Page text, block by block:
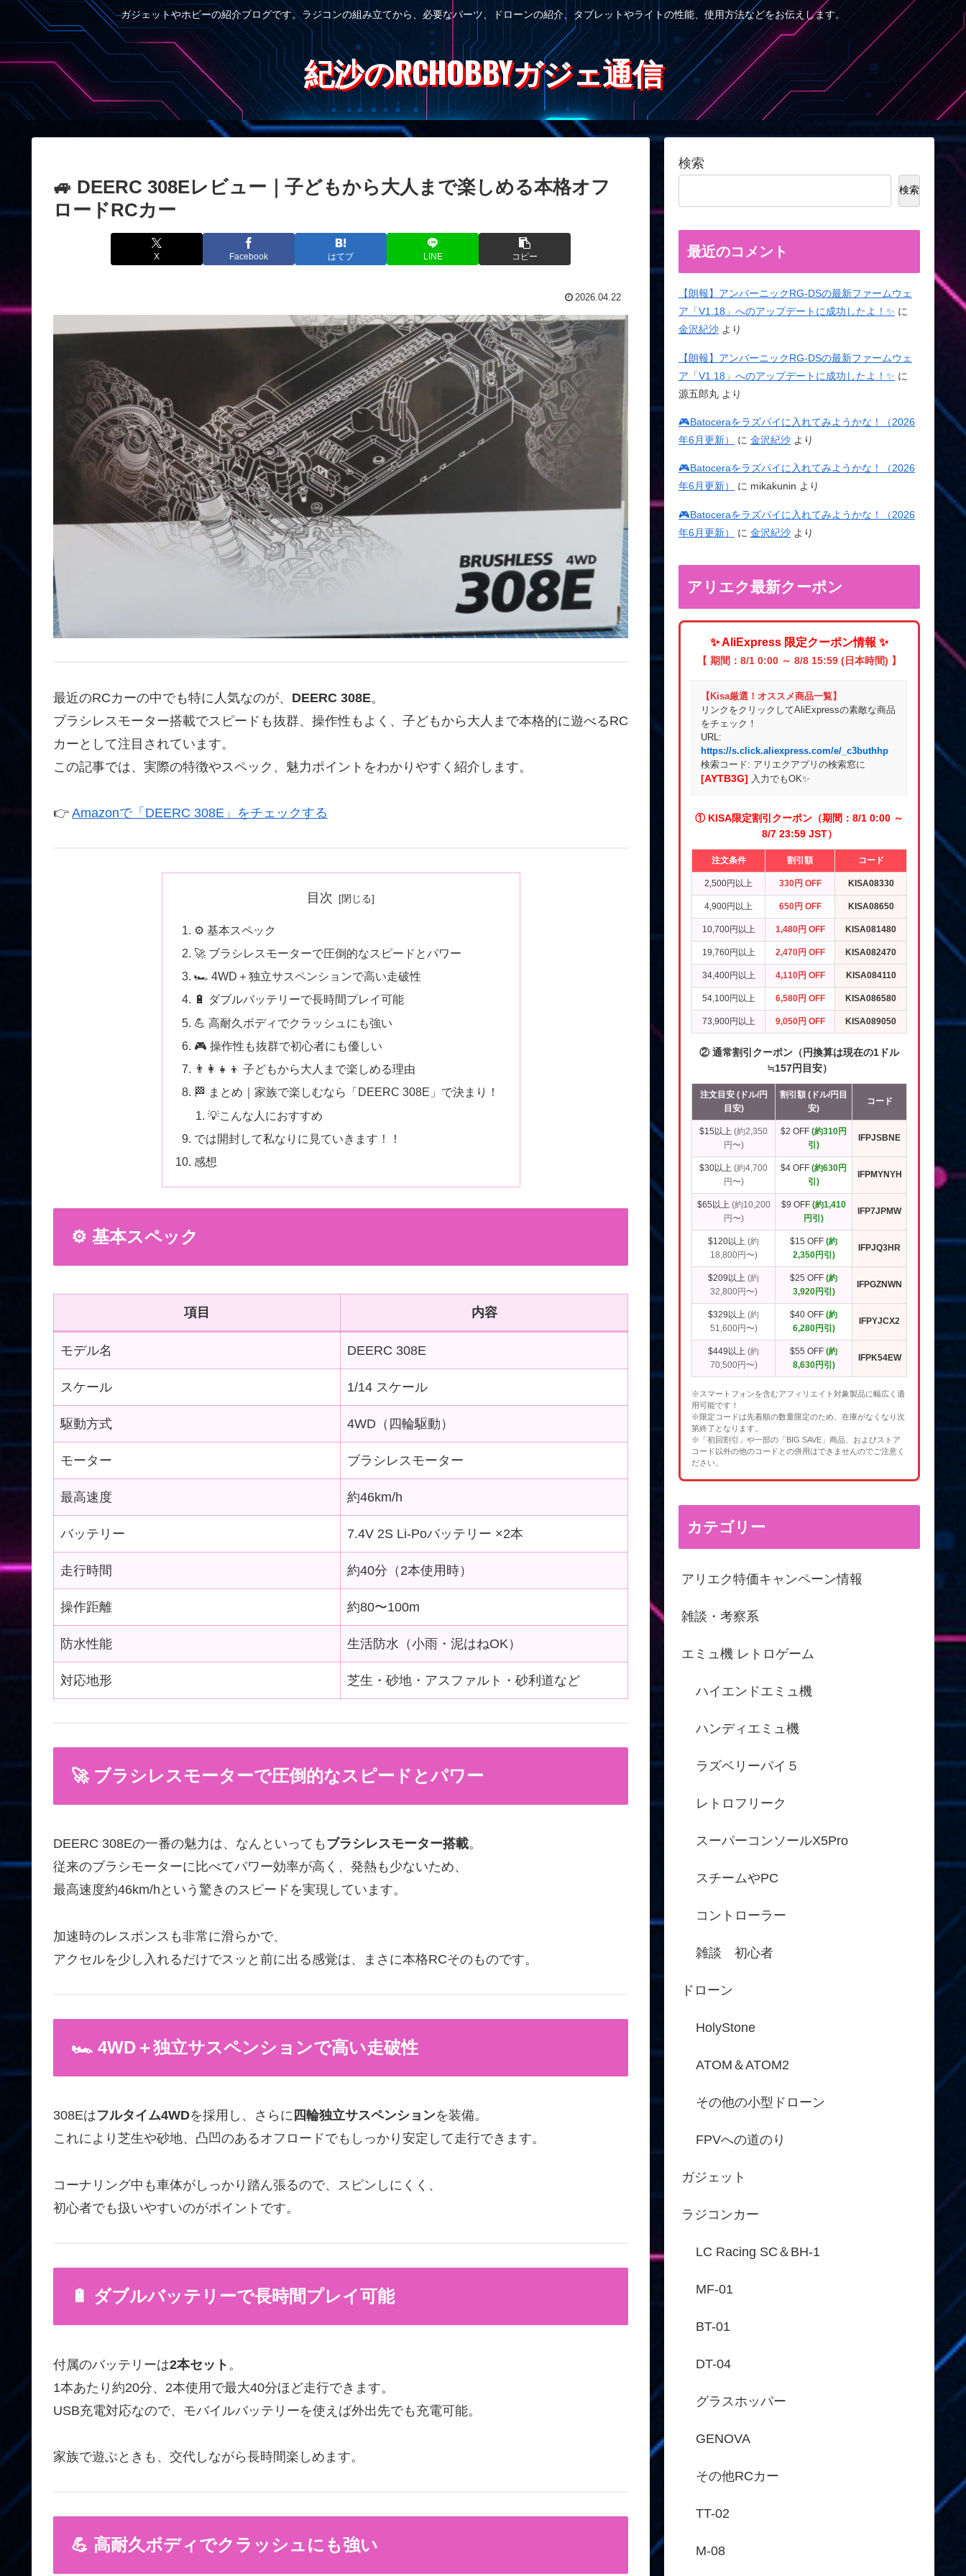
ガジェットやホビーの紹介ブログです。ラジコンの組み立てから、必要なパーツ、ドローンの紹介、タブレットやライトの性能、使用方法などをお伝えします。
紀沙のRCHOBBYガジェ通信
🚙 DEERC 308Eレビュー｜子どもから大人まで楽しめる本格オフ
ロードRCカー
X Facebook はてブ LINE コピー
2026.04.22
最近のRCカーの中でも特に人気なのが、 DEERC 308E。
ブラシレスモーター搭載でスピードも抜群、操作性もよく、子どもから大人まで本格的に遊べるRC
カーとして注目されています。
この記事では、実際の特徴やスペック、魅力ポイントをわかりやすく紹介します。
👉 Amazonで「DEERC 308E」をチェックする
目次
⚙️ 基本スペック
🚀 ブラシレスモーターで圧倒的なスピードとパワー
🏎️ 4WD＋独立サスペンションで高い走破性
🔋 ダブルバッテリーで長時間プレイ可能
💪 高耐久ボディでクラッシュにも強い
🎮 操作性も抜群で初心者にも優しい
👨‍👩‍👧‍👦 子どもから大人まで楽しめる理由
🏁 まとめ｜家族で楽しむなら「DEERC 308E」で決まり！
💡こんな人におすすめ
では開封して私なりに見ていきます！！
感想
⚙️ 基本スペック
項目 内容
モデル名 DEERC 308E
スケール 1/14 スケール
駆動方式 4WD（四輪駆動）
モーター ブラシレスモーター
最高速度 約46km/h
バッテリー 7.4V 2S Li-Poバッテリー ×2本
走行時間 約40分（2本使用時）
操作距離 約80〜100m
防水性能 生活防水（小雨・泥はねOK）
対応地形 芝生・砂地・アスファルト・砂利道など
🚀 ブラシレスモーターで圧倒的なスピードとパワー
DEERC 308Eの一番の魅力は、なんといっても ブラシレスモーター搭載。
従来のブラシモーターに比べてパワー効率が高く、発熱も少ないため、
最高速度約46km/hという驚きのスピードを実現しています。
加速時のレスポンスも非常に滑らかで、
アクセルを少し入れるだけでスッと前に出る感覚は、まさに本格RCそのものです。
🏎️ 4WD＋独立サスペンションで高い走破性
308Eはフルタイム4WDを採用し、さらに 四輪独立サスペンションを装備。
これにより芝生や砂地、凸凹のあるオフロードでもしっかり安定して走行できます。
コーナリング中も車体がしっかり踏ん張るので、スピンしにくく、
初心者でも扱いやすいのがポイントです。
🔋 ダブルバッテリーで長時間プレイ可能
付属のバッテリーは2本セット 。
1本あたり約20分、2本使用で最大40分ほど走行できます。
USB充電対応なので、モバイルバッテリーを使えば外出先でも充電可能。
家族で遊ぶときも、交代しながら長時間楽しめます。
💪 高耐久ボディでクラッシュにも強い
検索
検索
最近のコメント
【朗報】アンバーニックRG-DSの最新ファームウェ
ア「V1.18」へのアップデートに成功したよ！✨ に
金沢紀沙 より
【朗報】アンバーニックRG-DSの最新ファームウェ
ア「V1.18」へのアップデートに成功したよ！✨ に
源五郎丸 より
🎮Batoceraをラズパイに入れてみようかな！（2026
年6月更新）
に 金沢紀沙 より
🎮Batoceraをラズパイに入れてみようかな！（2026
年6月更新）
に mikakunin より
🎮Batoceraをラズパイに入れてみようかな！（2026
年6月更新）
に 金沢紀沙 より
アリエク最新クーポン
✨ AliExpress 限定クーポン情報 ✨
【 期間：8/1 0:00 ～ 8/8 15:59 (日本時間) 】
【Kisa厳選！オススメ商品一覧】
リンクをクリックしてAliExpressの素敵な商品
をチェック！
URL:
https://s.click.aliexpress.com/e/_c3buthhp
検索コード: アリエクアプリの検索窓に
[AYTB3G] 入力でもOK✨
① KISA限定割引クーポン（期間：8/1 0:00 ～
8/7 23:59 JST）
注文条件 割引額 コード
2,500円以上 330円 OFF KISA08330
4,900円以上 650円 OFF KISA08650
10,700円以上 1,480円 OFF KISA081480
19,760円以上 2,470円 OFF KISA082470
34,400円以上 4,110円 OFF KISA084110
54,100円以上 6,580円 OFF KISA086580
73,900円以上 9,050円 OFF KISA089050
② 通常割引クーポン（円換算は現在の1ドル
≒157円目安）
注文目安 (ドル/円
目安)
割引額 (ドル/円目
安)
コード
$15以上 (約2,350
円〜)
$2 OFF (約310円
引)
IFPJSBNE
$30以上 (約4,700
円〜)
$4 OFF (約630円
引)
IFPMYNYH
$65以上 (約10,200
円〜)
$9 OFF (約1,410
円引)
IFP7JPMW
$120以上 (約
18,800円〜)
$15 OFF (約
2,350円引)
IFPJQ3HR
$209以上 (約
32,800円〜)
$25 OFF (約
3,920円引)
IFPGZNWN
$329以上 (約
51,600円〜)
$40 OFF (約
6,280円引)
IFPYJCX2
$449以上 (約
70,500円〜)
$55 OFF (約
8,630円引)
IFPK54EW
※スマートフォンを含むアフィリエイト対象製品に幅広く適
用可能です！
※限定コードは先着順の数量限定のため、在庫がなくなり次
第終了となります。
※「初回割引」や一部の「BIG SAVE」商品、およびストア
コード以外の他のコードとの併用はできませんのでご注意く
ださい。
カテゴリー
アリエク特価キャンペーン情報
雑談・考察系
エミュ機 レトロゲーム
ハイエンドエミュ機
ハンディエミュ機
ラズベリーパイ５
レトロフリーク
スーパーコンソールX5Pro
スチームやPC
コントローラー
雑談 初心者
ドローン
HolyStone
ATOM＆ATOM2
その他の小型ドローン
FPVへの道のり
ガジェット
ラジコンカー
LC Racing SC＆BH-1
MF-01
BT-01
DT-04
グラスホッパー
GENOVA
その他RCカー
TT-02
M-08